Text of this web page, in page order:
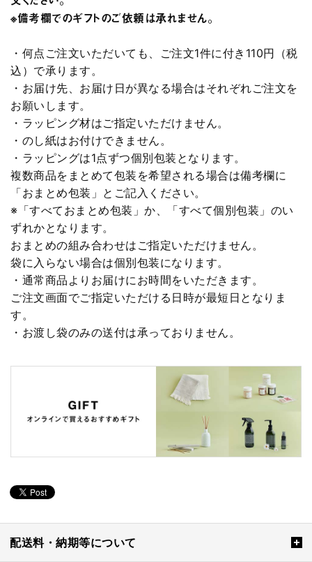
※備考欄でのギフトのご依頼は承れません。
・何点ご注文いただいても、ご注文1件に付き110円（税
込）で承ります。
・お届け先、お届け日が異なる場合はそれぞれご注文を
お願いします。
・ラッピング材はご指定いただけません。
・のし紙はお付けできません。
・ラッピングは1点ずつ個別包装となります。
複数商品をまとめて包装を希望される場合は備考欄に
「おまとめ包装」とご記入ください。
※「すべておまとめ包装」か、「すべて個別包装」のい
ずれかとなります。
おまとめの組み合わせはご指定いただけません。
袋に入らない場合は個別包装になります。
・通常商品よりお届けにお時間をいただきます。
ご注文画面でご指定いただける日時が最短日となりま
す。
・お渡し袋のみの送付は承っておりません。
配送料・納期等について